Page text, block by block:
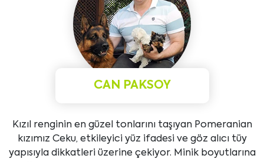
CAN PAKSOY
Kızıl renginin en güzel tonlarını taşıyan Pomeranian
kızımız Ceku, etkileyici yüz ifadesi ve göz alıcı tüy
yapısıyla dikkatleri üzerine çekiyor. Minik boyutlarına